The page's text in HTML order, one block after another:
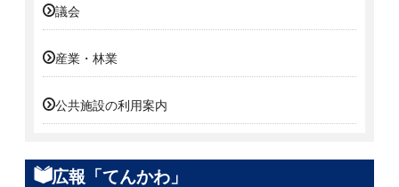
議会
産業・林業
公共施設の利用案内
広報「てんかわ」